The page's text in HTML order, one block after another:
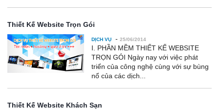
Thiết Kế Website Trọn Gói
DỊCH VỤ - 25/06/2014
I. PHẦN MỀM THIẾT KẾ WEBSITE
TRỌN GÓI Ngày nay với việc phát
triển của công nghệ cùng với sự bùng
nổ của các dịch...
Thiết Kế Website Khách Sạn